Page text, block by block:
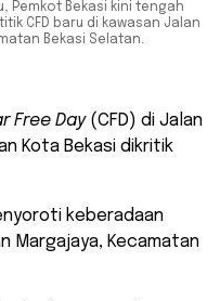
Pemkot Bekasi kini tengah
CFD baru di kawasan Jalan
Bekasi Selatan.
Free Day(CFD) di Jalan
Kota Bekasi dikritik
keberadaan
Margajaya, Kecamatan